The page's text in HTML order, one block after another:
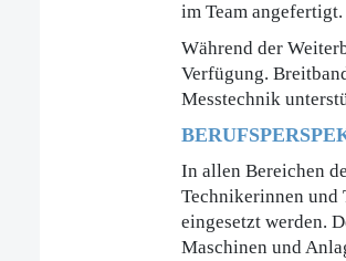
im Team angefertigt.
Während der
Verfügung.
Messtechnik
In allen Bereichen
Technikerinnen
eingesetzt werden.
Maschinen und